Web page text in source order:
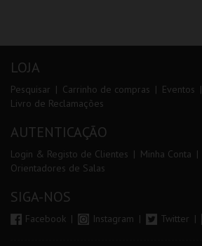
LOJA
Pesquisar Carrinho de compras Eventos
Livro de Reclamações
AUTENTICAÇÃO
Login & Registo de Clientes Minha Conta
Orientadores de Salas
SIGA-NOS
Facebook Instagram Twitter